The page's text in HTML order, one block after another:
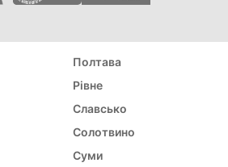
Полтава
Рівне
Славсько
Солотвино
Суми